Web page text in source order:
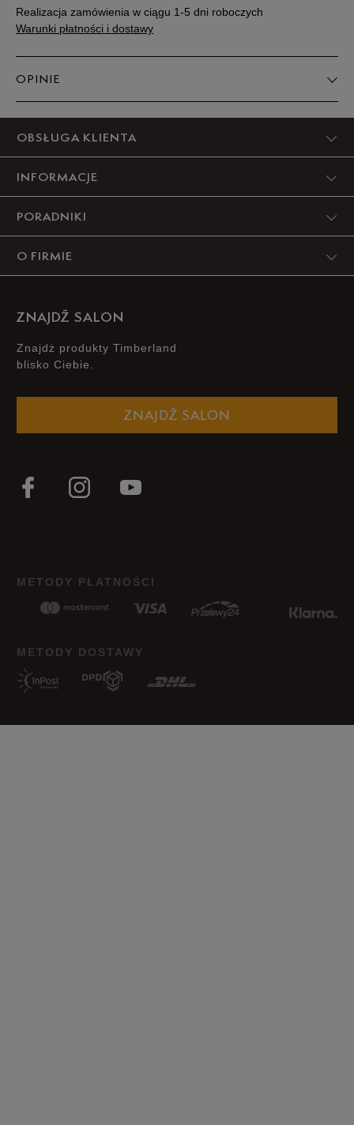
Realizacja zamówienia w ciągu 1-5 dni roboczych
Warunki płatności i dostawy
OPINIE
OBSŁUGA KLIENTA
INFORMACJE
PORADNIKI
O FIRMIE
ZNAJDŹ SALON
Znajdż produkty Timberland
blisko Ciebie.
ZNAJDŹ SALON
METODY PŁATNOŚCI
METODY DOSTAWY